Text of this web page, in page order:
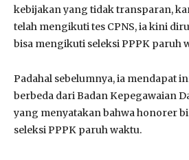
kebijakan yang tidak transparan,
telah mengikuti tes CPNS, ia kini
bisa mengikuti seleksi PPPK paruh
Padahal sebelumnya, ia mendapat
berbeda dari Badan Kepegawaian
yang menyatakan bahwa honorer
seleksi PPPK paruh waktu.